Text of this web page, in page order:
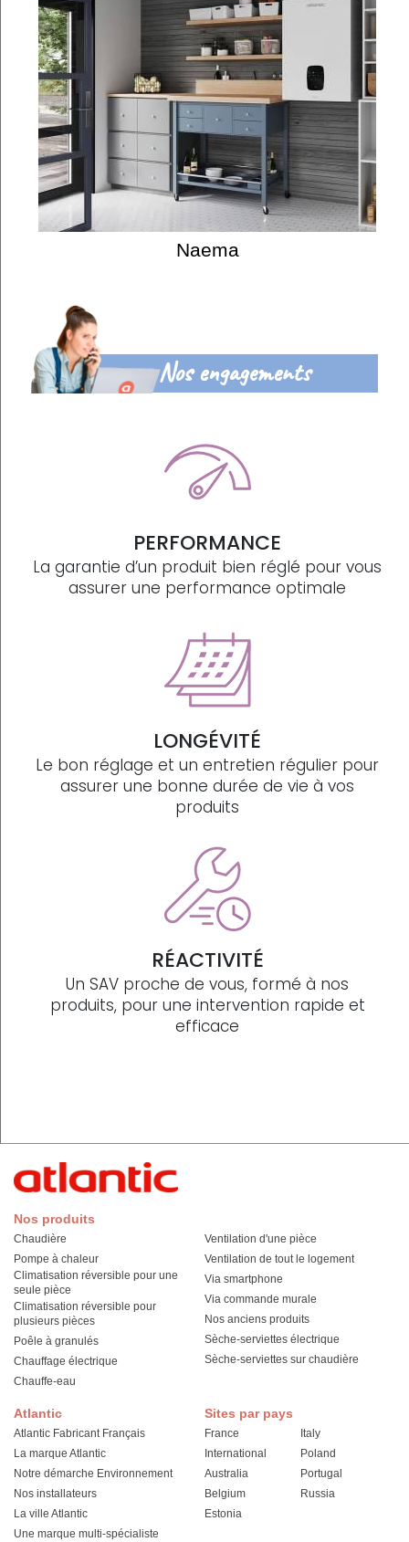
Naema
Nos engagements
PERFORMANCE
La garantie d’un produit bien réglé pour vous
assurer une performance optimale
LONGÉVITÉ
Le bon réglage et un entretien régulier pour
assurer une bonne durée de vie à vos
produits
RÉACTIVITÉ
Un SAV proche de vous, formé à nos
produits, pour une intervention rapide et
efficace
Atlantic
Atlantic Fabricant Français
La marque Atlantic
Notre démarche Environnement
Nos installateurs
La ville Atlantic
Une marque multi-spécialiste
Nos produits
Chaudière
Pompe à chaleur
Climatisation réversible pour une
seule pièce
Climatisation réversible pour
plusieurs pièces
Poêle à granulés
Chauffage électrique
Chauffe-eau
Ventilation d'une pièce
Ventilation de tout le logement
Via smartphone
Via commande murale
Nos anciens produits
Sèche-serviettes électrique
Sèche-serviettes sur chaudière
Sites par pays
France
International
Australia
Belgium
Estonia
Italy
Poland
Portugal
Russia